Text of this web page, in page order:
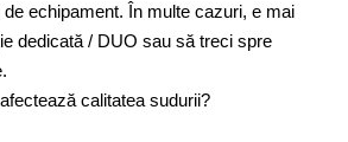
echipament. În multe cazuri, e mai
dedicată / DUO sau să treci spre
calitatea sudurii?